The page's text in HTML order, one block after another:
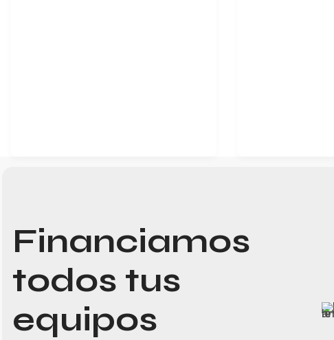
Financiamos
todos tus
equipos